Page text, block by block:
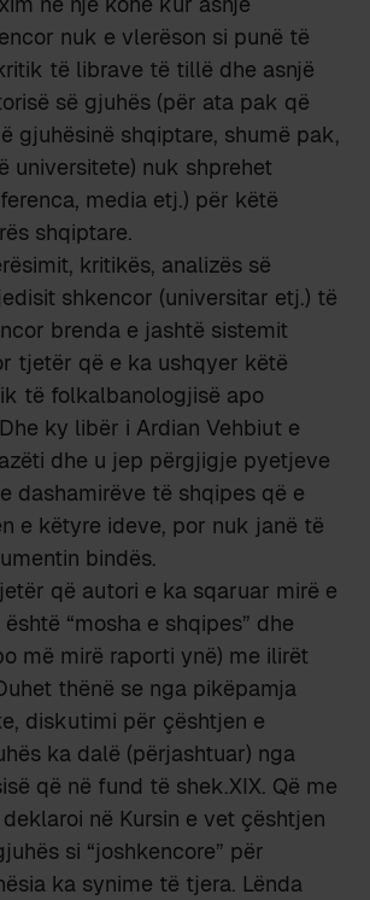
nuk e vlerëson si punë të
të librave të tillë dhe asnjë
së gjuhës (për ata pak që
gjuhësinë shqiptare, shumë pak,
universitete) nuk shprehet
media etj.) për këtë
shqiptare.
kritikës, analizës së
shkencor (universitar etj.) të
brenda e jashtë sistemit
tjetër që e ka ushqyer këtë
të folkalbanologjisë apo
ky libër i Ardian Vehbiut e
dhe u jep përgjigje pyetjeve
dashamirëve të shqipes që e
e këtyre ideve, por nuk janë të
bindës.
që autori e ka sqaruar mirë e
“mosha e shqipes” dhe
më mirë raporti ynë) me ilirët
thënë se nga pikëpamja
diskutimi për çështjen e
ka dalë (përjashtuar) nga
që në fund të shek.XIX. Që me
në Kursin e vet çështjen
si “joshkencore” për
ka synime të tjera. Lënda